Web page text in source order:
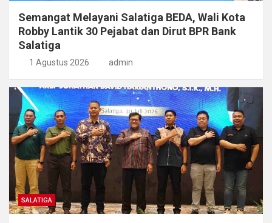
Semangat Melayani Salatiga BEDA, Wali Kota
Robby Lantik 30 Pejabat dan Dirut BPR Bank
Salatiga
1 Agustus 2026 admin
SALATIGA